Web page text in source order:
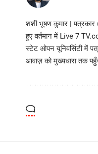
शशी भूषण कुमार | पत्रकार
हुए वर्तमान में Live 7
स्टेट ओपन यूनिवर्सिटी में
आवाज़ को मुख्यधारा तक